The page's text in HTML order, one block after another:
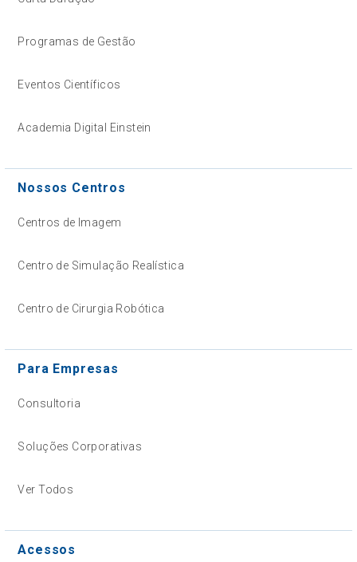
Programas de Gestão
Eventos Científicos
Academia Digital Einstein
Nossos Centros
Centros de Imagem
Centro de Simulação Realística
Centro de Cirurgia Robótica
Para Empresas
Consultoria
Soluções Corporativas
Ver Todos
Acessos